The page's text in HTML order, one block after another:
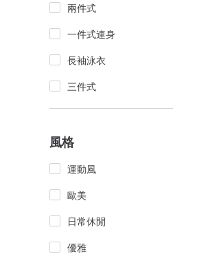
兩件式
一件式連身
長袖泳衣
三件式
風格
運動風
歐美
日常休閒
優雅